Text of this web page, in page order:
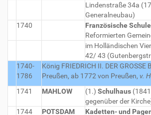
Lindenstraße 34a
Generalneubau)
1740
Französische Schule
Reformierten
im Holländischen
42/ 43
1740-
1786
König FRIEDRICH II. DER GROSSE
Preußen, ab 1772 von Preußen, v.
1741
MAHLOW (1.) Schulhaus
gegenüber der
1744
POTSDAM Kadetten- und